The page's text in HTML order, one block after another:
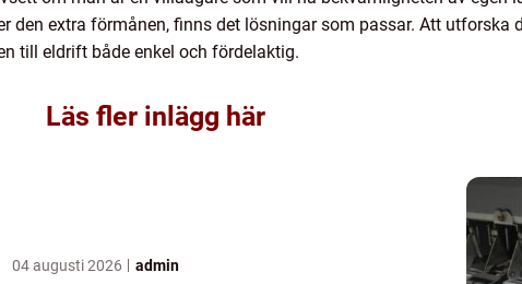
den extra förmånen, finns det lösningar som passar. Att utforska
till eldrift både enkel och fördelaktig.
Läs fler inlägg här
04 augusti 2026 admin